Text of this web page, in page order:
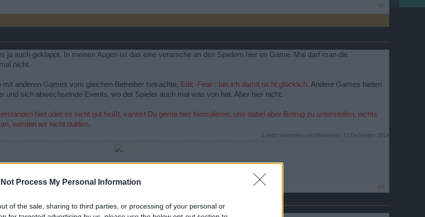
Not Process My Personal Information
of the sale, sharing to third parties, or processing of your personal or
#2
ja auch geklappt. In meinen Augen ist das eine verarsche an den Spielern hier im Game. Mal darf man die
nicht.
anderen Games vom gleichen Betreiber betrachte, Edit -Fear-: bin ich damit nicht glücklich. Andere Games bieten
und sich abwechselnde Events, wo der Spieler auch mal was von hat. Aber hier nicht.
bist oder es nicht gut heißt, kannst Du gerne hier formulieren, uns dabei aber Betrug zu unterstellen, nichts
werden wir nicht dulden.
Zuletzt bearbeitet von Moderator: 10 Dezember 2014
#3